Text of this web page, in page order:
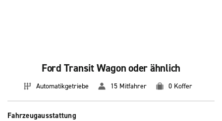
Ford Transit Wagon oder ähnlich
Automatikgetriebe 15 Mitfahrer 0 Koffer
Fahrzeugausstattung